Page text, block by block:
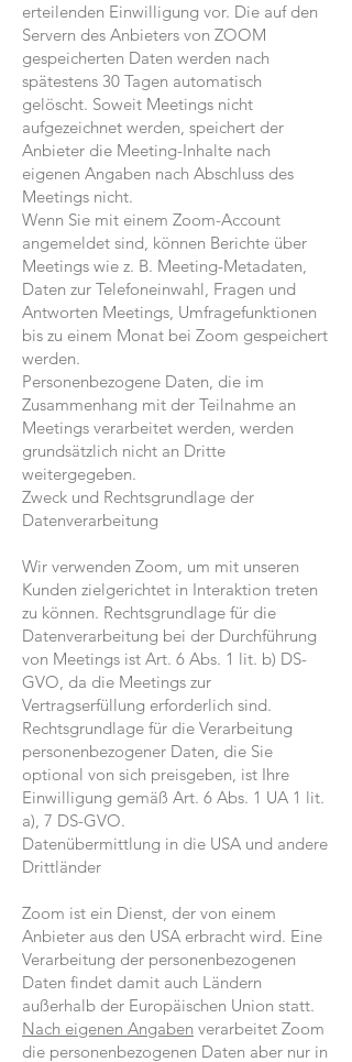
erteilenden Einwilligung vor. Die auf den
Servern des Anbieters von ZOOM
gespeicherten Daten werden nach
spätestens 30 Tagen automatisch
gelöscht. Soweit Meetings nicht
aufgezeichnet werden, speichert der
Anbieter die Meeting-Inhalte nach
eigenen Angaben nach Abschluss des
Meetings nicht.
Wenn Sie mit einem Zoom-Account
angemeldet sind, können Berichte über
Meetings wie z. B. Meeting-Metadaten,
Daten zur Telefoneinwahl, Fragen und
Antworten Meetings, Umfragefunktionen
bis zu einem Monat bei Zoom gespeichert
werden.
Personenbezogene Daten, die im
Zusammenhang mit der Teilnahme an
Meetings verarbeitet werden, werden
grundsätzlich nicht an Dritte
weitergegeben.
Zweck und Rechtsgrundlage der
Datenverarbeitung
Wir verwenden Zoom, um mit unseren
Kunden zielgerichtet in Interaktion treten
zu können. Rechtsgrundlage für die
Datenverarbeitung bei der Durchführung
von Meetings ist Art. 6 Abs. 1 lit. b) DS-
GVO, da die Meetings zur
Vertragserfüllung erforderlich sind.
Rechtsgrundlage für die Verarbeitung
personenbezogener Daten, die Sie
optional von sich preisgeben, ist Ihre
Einwilligung gemäß Art. 6 Abs. 1 UA 1 lit.
a), 7 DS-GVO.
Datenübermittlung in die USA und andere
Drittländer
Zoom ist ein Dienst, der von einem
Anbieter aus den USA erbracht wird. Eine
Verarbeitung der personenbezogenen
Daten findet damit auch Ländern
außerhalb der Europäischen Union statt.
Nach eigenen Angaben verarbeitet Zoom
die personenbezogenen Daten aber nur in